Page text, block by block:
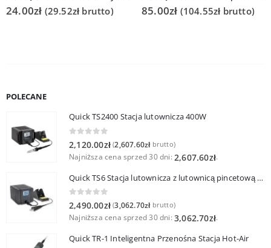
24.00zł (29.52zł brutto) 85.00zł (104.55zł brutto)
POLECANE
Quick TS2400 Stacja lutownicza 400W
2,120.00zł (2,607.60złbrutto)
Najniższa cena sprzed 30 dni: 2,607.60zł.
Quick TS6 Stacja lutownicza z lutownicą pincetową 60W
0 out of 5
2,490.00zł (3,062.70złbrutto)
Najniższa cena sprzed 30 dni: 3,062.70zł.
Quick TR-1 Inteligentna Przenośna Stacja Hot-Air